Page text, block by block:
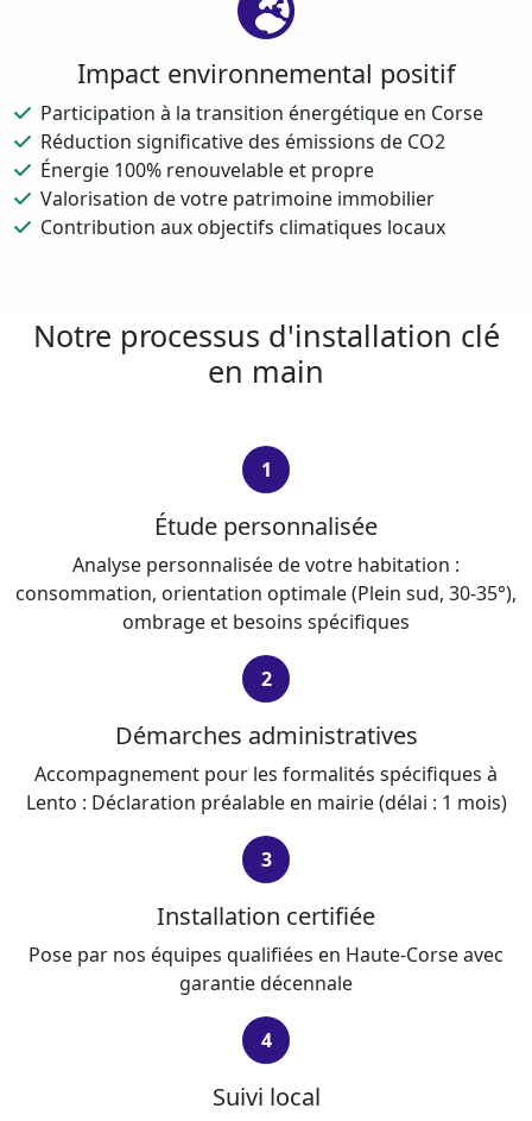
Impact environnemental positif
Participation à la transition énergétique en Corse
Réduction significative des émissions de CO2
Énergie 100% renouvelable et propre
Valorisation de votre patrimoine immobilier
Contribution aux objectifs climatiques locaux
Notre processus d'installation clé
en main
1
Étude personnalisée
Analyse personnalisée de votre habitation :
consommation, orientation optimale (Plein sud, 30-35°),
ombrage et besoins spécifiques
2
Démarches administratives
Accompagnement pour les formalités spécifiques à
Lento : Déclaration préalable en mairie (délai : 1 mois)
3
Installation certifiée
Pose par nos équipes qualifiées en Haute-Corse avec
garantie décennale
4
Suivi local